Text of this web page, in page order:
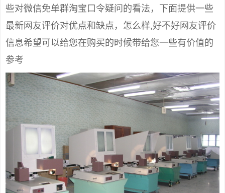
些对微信免单群淘宝口令疑问的看法，下面提供一些
最新网友评价对优点和缺点，怎么样,好不好网友评价
信息希望可以给您在购买的时候带给您一些有价值的
参考